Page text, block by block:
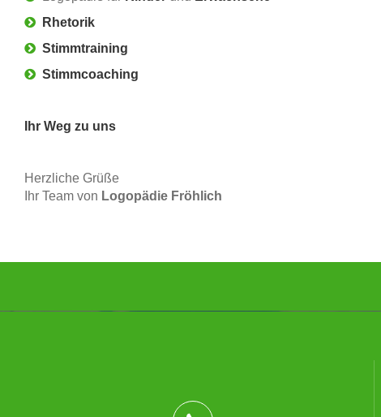
Rhetorik
Stimmtraining
Stimmcoaching
Ihr Weg zu uns
Herzliche Grüße
Ihr Team von Logopädie Fröhlich